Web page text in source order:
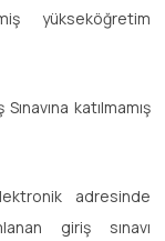
yükseköğretim
katılmamış
adresinde
giriş sınavı